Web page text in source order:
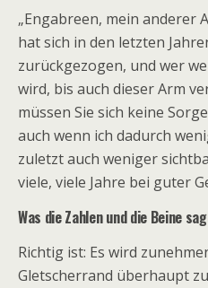
„Engabreen, mein anderer
hat sich in den letzten
zurückgezogen, und wer
wird, bis auch dieser Arm
müssen Sie sich keine
auch wenn ich dadurch
zuletzt auch weniger
viele, viele Jahre bei guter
Was die Zahlen und die Beine
Richtig ist: Es wird
Gletscherrand überhaupt